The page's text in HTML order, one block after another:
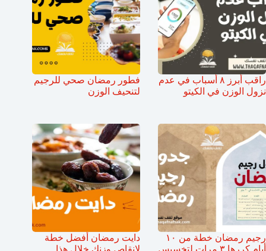
راقب أبرز ٨ أسباب في عدم
نزول الوزن في الكيتو
فطور رمضان صحي للرجيم
لتنحيف الوزن
رجيم رمضان خطة من ١٠
أيام كررها ٣ مرات لتخسيس
دايت رمضان أفضل خطة
لانقاص وزنك خلال هذا